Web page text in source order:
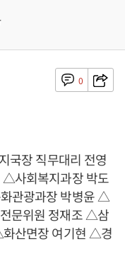
0
국장 직무대리 전영
사회복지과장 박도
관광과장 박병윤 △
문위원 정재조 △삼
산면장 여기현 △경